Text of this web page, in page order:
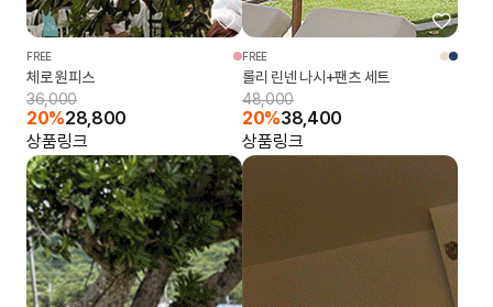
FREE
체로 원피스
36,000
20%28,800
상품링크
FREE
롤리 린넨 나시+팬츠 세트
48,000
20%38,400
상품링크